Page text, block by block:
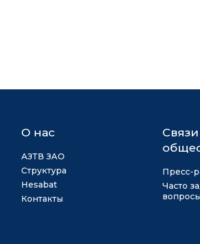
О нас
АЗТВ ЗАО
Структура
Hesabat
Контакты
Пресс-
Часто